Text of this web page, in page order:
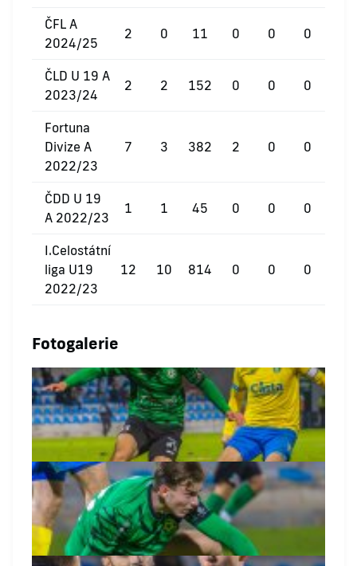
ČFL A
2024/25
2 0 11 0 0 0
ČLD U 19 A
2023/24
2 2 152 0 0 0
Fortuna
Divize A
2022/23
7 3 382 2 0 0
ČDD U 19
A 2022/23
1 1 45 0 0 0
I.Celostátní
liga U19
2022/23
12 10 814 0 0 0
Fotogalerie